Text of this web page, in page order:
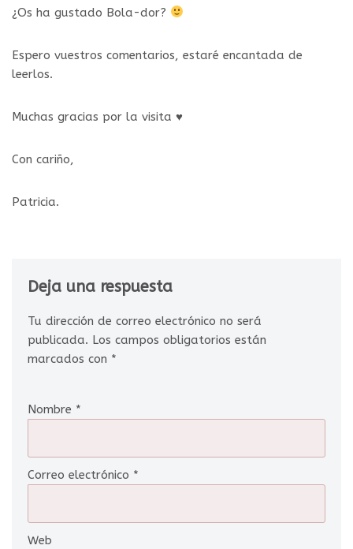
¿Os ha gustado Bola-dor?
Espero vuestros comentarios, estaré encantada de
leerlos.
Muchas gracias por la visita ♥
Con cariño,
Patricia.
Deja una respuesta
Tu dirección de correo electrónico no será
publicada. Los campos obligatorios están
marcados con *
Nombre *
Correo electrónico *
Web